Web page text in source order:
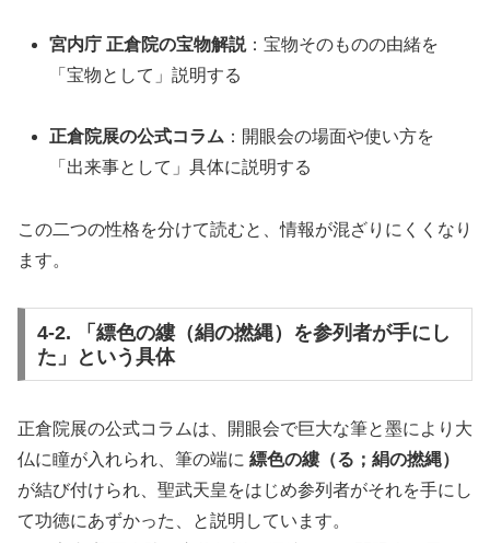
宮内庁 正倉院の宝物解説：宝物そのものの由緒を
「宝物として」説明する
正倉院展の公式コラム ：開眼会の場面や使い方を
「出来事として」具体に説明する
この二つの性格を分けて読むと、情報が混ざりにくくなり
ます。
4-2. 「縹色の縷（絹の撚縄）を参列者が手にし
た」という具体
正倉院展の公式コラムは、開眼会で巨大な筆と墨により大
仏に瞳が入れられ、筆の端に 縹色の縷（る；絹の撚縄）
が結び付けられ、聖武天皇をはじめ参列者がそれを手にし
て功徳にあずかった、と説明しています。